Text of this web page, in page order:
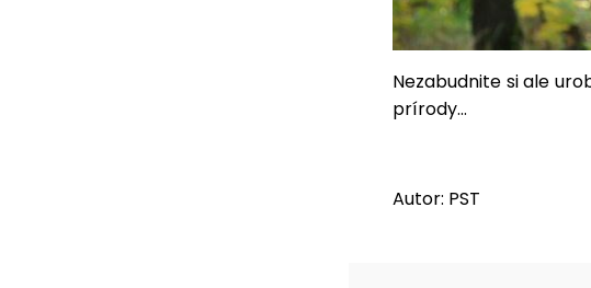
Nezabudnite si ale
prírody...
Autor: PST